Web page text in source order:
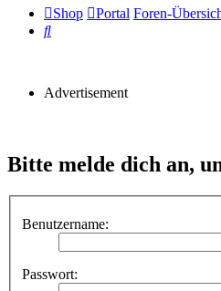
Shop Portal Foren-
Suche
Advertisement
Bitte melde dich an,
Benutzername:
Passwort: